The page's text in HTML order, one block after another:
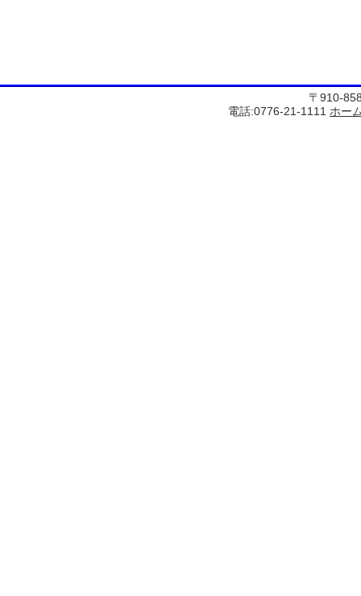
〒910-
電話:0776-21-1111 ホー